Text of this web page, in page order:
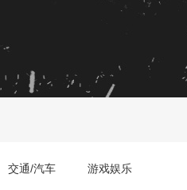
交通/汽车 游戏娱乐